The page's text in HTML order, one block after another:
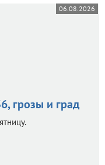
06.08.2026
грозы и град